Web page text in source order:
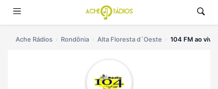
Ache Rádios Rondônia Alta Floresta d`Oeste 104 FM ao vivo